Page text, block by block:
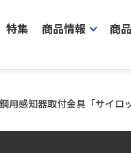
特集 商品情報 商
感知器取付金具「サイロッ